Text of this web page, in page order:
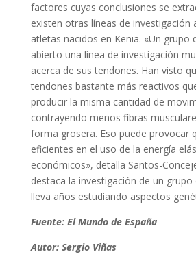
factores cuyas conclusiones se
existen otras líneas de investigación
atletas nacidos en Kenia. «Un grupo
abierto una línea de investigación
acerca de sus tendones. Han visto
tendones bastante más reactivos
producir la misma cantidad de
contrayendo menos fibras
forma grosera. Eso puede provocar
eficientes en el uso de la energía
económicos», detalla Santos-
destaca la investigación de un
lleva años estudiando aspectos
Fuente: El Mundo de España
Autor: Sergio Viñas